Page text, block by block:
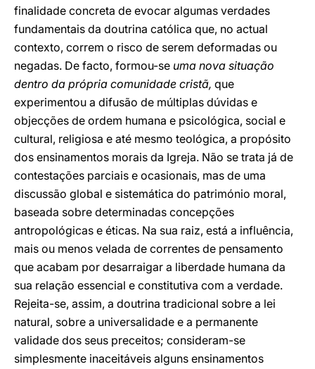
finalidade concreta de evocar algumas verdades
fundamentais da doutrina católica que, no actual
contexto, correm o risco de serem deformadas ou
negadas. De facto, formou-se uma nova situação
dentro da própria comunidade cristã, que
experimentou a difusão de múltiplas dúvidas e
objecções de ordem humana e psicológica, social e
cultural, religiosa e até mesmo teológica, a propósito
dos ensinamentos morais da Igreja. Não se trata já de
contestações parciais e ocasionais, mas de uma
discussão global e sistemática do património moral,
baseada sobre determinadas concepções
antropológicas e éticas. Na sua raiz, está a influência,
mais ou menos velada de correntes de pensamento
que acabam por desarraigar a liberdade humana da
sua relação essencial e constitutiva com a verdade.
Rejeita-se, assim, a doutrina tradicional sobre a lei
natural, sobre a universalidade e a permanente
validade dos seus preceitos; consideram-se
simplesmente inaceitáveis alguns ensinamentos